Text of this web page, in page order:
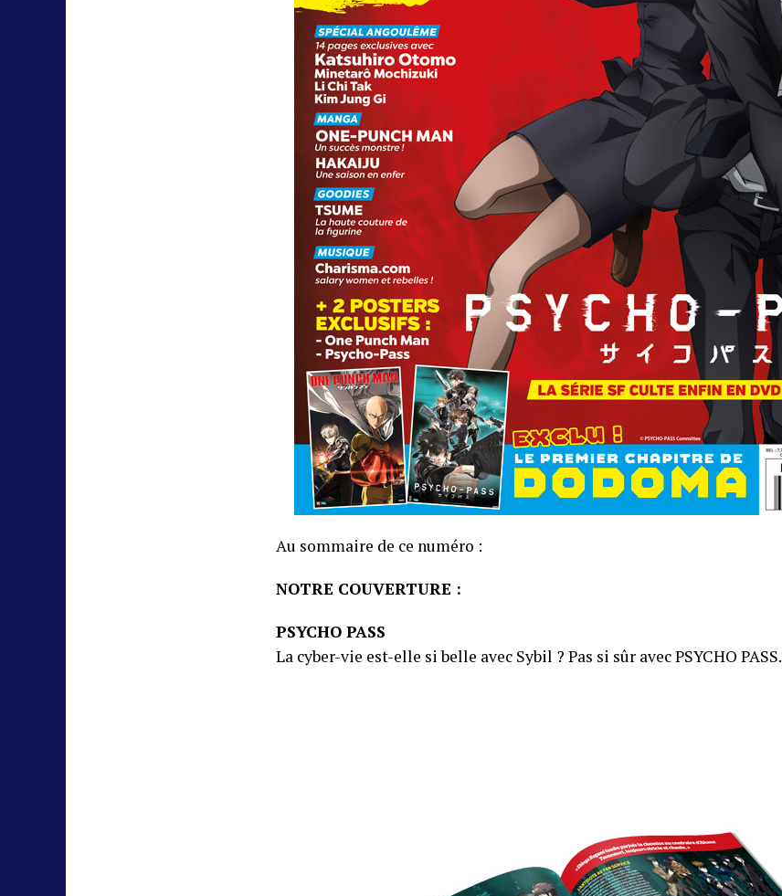
Au sommaire de ce numéro :
NOTRE COUVERTURE :
PSYCHO PASS
La cyber-vie est-elle si belle avec Sybil ? Pas si sûr avec PSYCHO PASS.